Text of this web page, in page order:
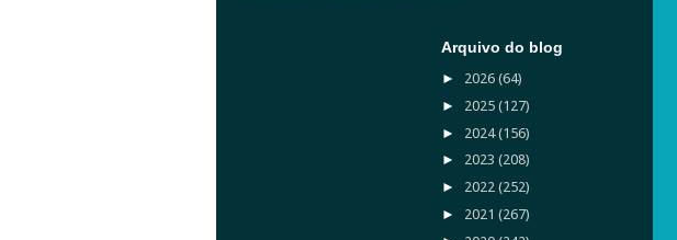
Arquivo do blog
► 2026(64)
► 2025(127)
► 2024(156)
► 2023(208)
► 2022(252)
► 2021(267)